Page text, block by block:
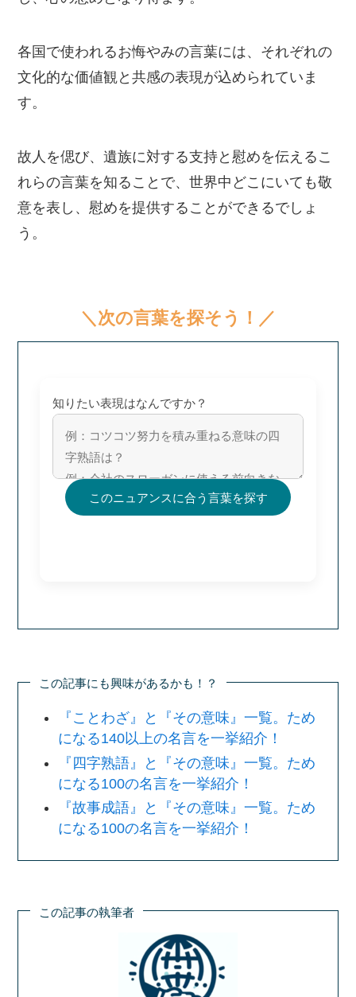
各国で使われるお悔やみの言葉には、それぞれの
文化的な価値観と共感の表現が込められていま
す。
故人を偲び、遺族に対する支持と慰めを伝えるこ
れらの言葉を知ることで、世界中どこにいても敬
意を表し、慰めを提供することができるでしょ
う。
＼次の言葉を探そう！／
知りたい表現はなんですか？
このニュアンスに合う言葉を探す
この記事にも興味があるかも！？
『ことわざ』と『その意味』一覧。ため
になる140以上の名言を一挙紹介！
『四字熟語』と『その意味』一覧。ため
になる100の名言を一挙紹介！
『故事成語』と『その意味』一覧。ため
になる100の名言を一挙紹介！
この記事の執筆者